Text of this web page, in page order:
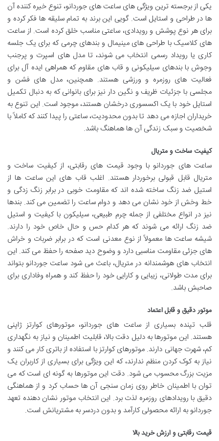
یکی از برجسته ترین ویژگی های ساعت های جوردانو، تنوع خیره کننده آن
ها در طراحی و استایل است. گویی این برند به تمام سلیقه ها فکر کرده و
برای هر نوع پوشش و رویدادی، ساعتی مناسب خلق کرده است. از ساعت
های کلاسیک با طراحی های مینیمال و بندهای چرمی که برای یک جلسه
کاری یا رویداد رسمی انتخاب می شوند، تا مدل های اسپرت و پرجنب
وجوش با بندهای سیلیکونی و قاب های مقاوم که همراهی ایده آل برای
فعالیت های روزمره و ورزشی هستند. همچنین، مدل های فشن و
مجلسی با جزئیات ظریف و نگین دار نیز برای بانوانی که به دنبال تکمیل
استایل خود با یک اکسسوری درخشان هستند، موجود است. این تنوع به
خریداران اجازه می دهد تا بدون محدودیت، ساعتی را پیدا کنند که کاملاً با
شخصیت و سبک زندگی آن ها هماهنگ باشد.
کیفیت ساخت و متریال
ساعت های جوردانو با وجود قیمت های رقابتی، از کیفیت ساخت و
متریال قابل قبولی برخوردار هستند. اغلب قاب های این ساعت ها از
استیل ضد زنگ ساخته شده اند که مقاومت خوبی در برابر زنگ زدگی و
خط وخش از خود نشان می دهد و دوام ساعت را تضمین می کند. بندها
نیز در انواع مختلفی از جمله چرم طبیعی، سیلیکون با کیفیت و استیل
ضد زنگ ارائه می شوند که هر کدام حس و حال خاص خود را دارند.
شیشه ساعت ها معمولاً از نوع معدنی است که در برابر ضربات و خراش
های جزئی مقاومت مناسبی دارد و وضوح دید صفحه را حفظ می کند. این
انتخاب های هوشمندانه در متریال، باعث می شود ساعت جوردانو بتواند
برای مدت طولانی، زیبایی و کارایی خود را حفظ کند و همراه وفاداری برای
صاحبش باشد.
موتور دقیق و قابل اعتماد
قلب تپنده بسیاری از ساعت های جوردانو، موتورهای کوارتز ژاپنی
هستند. این موتورها به دلیل دقت بالا، قابلیت اطمینان و نیاز به نگهداری
کم، شهرت جهانی دارند. موتورهای کوارتز با استفاده از باتری کار می کنند و
نیاز به کوک کردن منظم ندارند، که این ویژگی برای بسیاری از کاربران یک
مزیت بزرگ محسوب می شود. دقت این موتورها به گونه ای است که می
توان با اطمینان خاطر روی زمان سنجی آن ها حساب کرد و از هماهنگی
دقیق با رویدادهای روزمره لذت برد. این انتخاب موتور نشان دهنده تعهد
جوردانو به ارائه محصولی کارآمد و بدون دردسر به مشتریانش است.
قیمت رقابتی و ارزش خرید بالا